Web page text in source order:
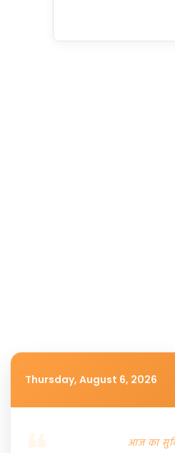
Thursday, August 6, 2026
आज का